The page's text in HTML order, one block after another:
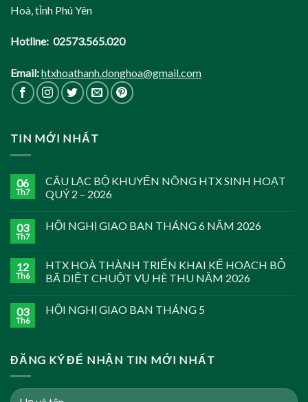
Hoà, tỉnh Phú Yên
Hotline: 02573.565.020
Email:htxhoathanh.donghoa@gmail.com
TIN MỚI NHẤT
06
Th7
CÂU LẠC BỘ KHUYẾN NÔNG HTX SINH HOẠT
QUÝ 2 – 2026
03
Th7
HỘI NGHỊ GIAO BAN THÁNG 6 NĂM 2026
12
Th6
HTX HOÀ THÀNH TRIỂN KHAI KẾ HOẠCH BỎ
BÃ DIỆT CHUỘT VỤ HÈ THU NĂM 2026
03
Th6
HỘI NGHỊ GIAO BAN THÁNG 5
ĐĂNG KÝ ĐỂ NHẬN TIN MỚI NHẤT